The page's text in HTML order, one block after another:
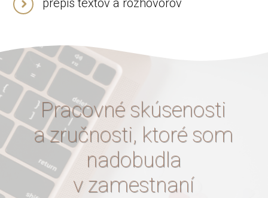
prepis textov a rozhovorov
Pracovné skúsenosti
a zručnosti, ktoré som
nadobudla
v zamestnaní